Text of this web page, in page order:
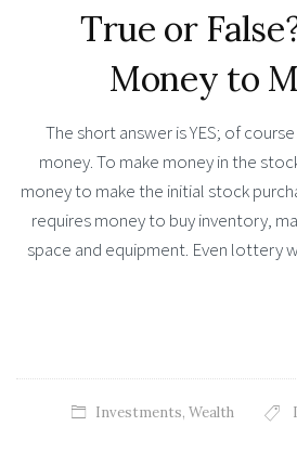
True or
Money to
The short answer is YES; of
money. To make money in the
money to make the initial stock
requires money to buy inventory,
space and equipment. Even lottery
Investments, Wealth